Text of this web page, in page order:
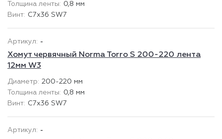
0,8 мм
C7x36 SW7
-
Хомут червячный Norma Torro S 200-220 лента
12мм W3
200-220 мм
0,8 мм
C7x36 SW7
-